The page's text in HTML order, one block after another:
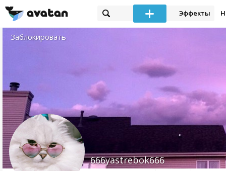
Эффекты
Заблокировать
666yastrebok666